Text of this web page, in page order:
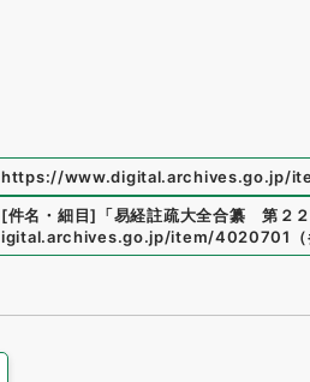
https://www.digital.archives.go.jp/
[件名・細目] 「易経註疏大全合纂 第２
igital.archives.go.jp/item/4020701
（